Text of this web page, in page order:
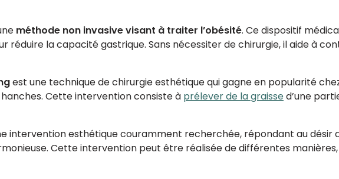
méthode non invasive visant à traiter l’obésité. Ce dispositif
réduire la capacité gastrique. Sans nécessiter de chirurgie, il aide à
est une technique de chirurgie esthétique qui gagne en popularité
Cette intervention consiste à prélever de la graissed’une
intervention esthétique couramment recherchée, répondant au désir
Cette intervention peut être réalisée de différentes